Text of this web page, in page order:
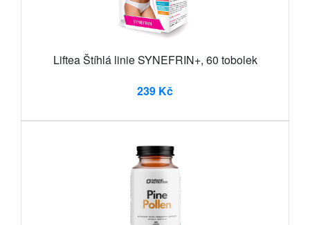
Liftea Štíhlá linie SYNEFRIN+, 60 tobolek
239 Kč